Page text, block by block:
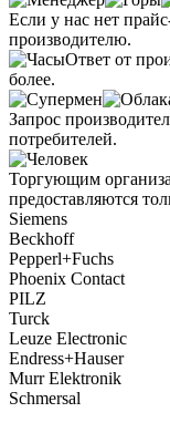
Если у нас нет
производителю.
Ответ от
более.
Запрос
потребителей.
Торгующим
предоставляются
Siemens
Beckhoff
Pepperl+Fuchs
Phoenix Contact
PILZ
Turck
Leuze Electronic
Endress+Hauser
Murr Elektronik
Schmersal